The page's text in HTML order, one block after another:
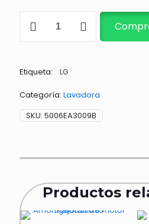
cantidad
Etiqueta: LG
Categoría: Lavadora
SKU: 5006EA3009B
Productos